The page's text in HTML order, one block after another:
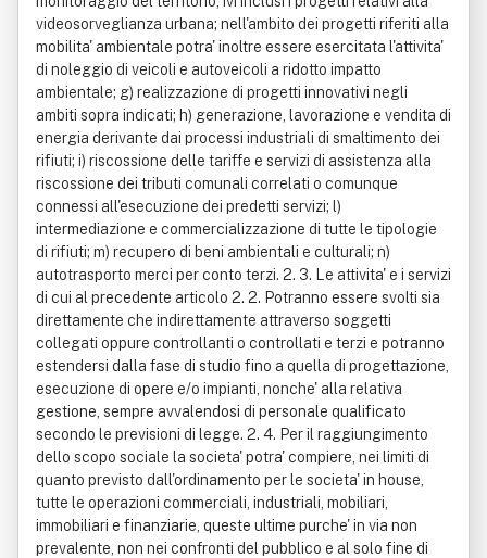
videosorveglianza urbana; nell'ambito dei progetti riferiti alla
mobilita' ambientale potra' inoltre essere esercitata l'attivita'
di noleggio di veicoli e autoveicoli a ridotto impatto
ambientale; g) realizzazione di progetti innovativi negli
ambiti sopra indicati; h) generazione, lavorazione e vendita di
energia derivante dai processi industriali di smaltimento dei
rifiuti; i) riscossione delle tariffe e servizi di assistenza alla
riscossione dei tributi comunali correlati o comunque
connessi all'esecuzione dei predetti servizi; l)
intermediazione e commercializzazione di tutte le tipologie
di rifiuti; m) recupero di beni ambientali e culturali; n)
autotrasporto merci per conto terzi. 2. 3. Le attivita' e i servizi
di cui al precedente articolo 2. 2. Potranno essere svolti sia
direttamente che indirettamente attraverso soggetti
collegati oppure controllanti o controllati e terzi e potranno
estendersi dalla fase di studio fino a quella di progettazione,
esecuzione di opere e/o impianti, nonche' alla relativa
gestione, sempre avvalendosi di personale qualificato
secondo le previsioni di legge. 2. 4. Per il raggiungimento
dello scopo sociale la societa' potra' compiere, nei limiti di
quanto previsto dall'ordinamento per le societa' in house,
tutte le operazioni commerciali, industriali, mobiliari,
immobiliari e finanziarie, queste ultime purche' in via non
prevalente, non nei confronti del pubblico e al solo fine di